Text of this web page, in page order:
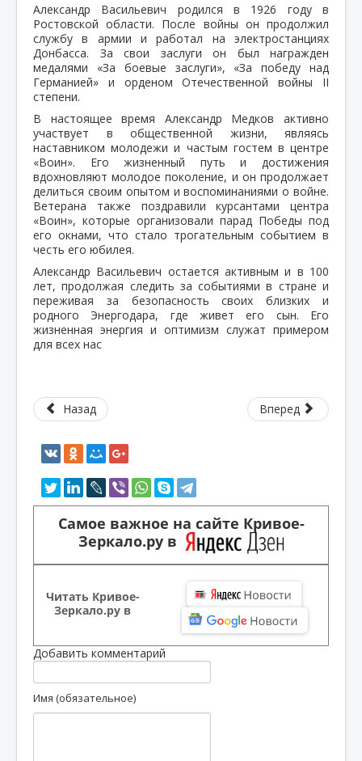
Александр Васильевич родился в 1926 году в
Ростовской области. После войны он продолжил
службу в армии и работал на электростанциях
Донбасса. За свои заслуги он был награжден
медалями «За боевые заслуги», «За победу над
Германией» и орденом Отечественной войны II
степени.
В настоящее время Александр Медков активно
участвует в общественной жизни, являясь
наставником молодежи и частым гостем в центре
«Воин». Его жизненный путь и достижения
вдохновляют молодое поколение, и он продолжает
делиться своим опытом и воспоминаниями о войне.
Ветерана также поздравили курсантами центра
«Воин», которые организовали парад Победы под
его окнами, что стало трогательным событием в
честь его юбилея.
Александр Васильевич остается активным и в 100
лет, продолжая следить за событиями в стране и
переживая за безопасность своих близких и
родного Энергодара, где живет его сын. Его
жизненная энергия и оптимизм служат примером
для всех нас
Назад Вперед
Самое важное на сайте Кривое-
Зеркало.ру в
Читать Кривое-
Зеркало.ру в
Добавить комментарий
Имя (обязательное)